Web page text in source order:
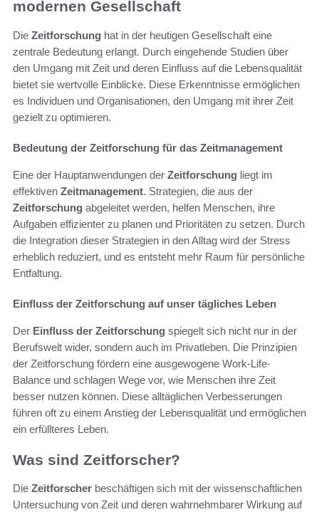
modernen Gesellschaft
Die Zeitforschung hat in der heutigen Gesellschaft eine
zentrale Bedeutung erlangt. Durch eingehende Studien über
den Umgang mit Zeit und deren Einfluss auf die Lebensqualität
bietet sie wertvolle Einblicke. Diese Erkenntnisse ermöglichen
es Individuen und Organisationen, den Umgang mit ihrer Zeit
gezielt zu optimieren.
Bedeutung der Zeitforschung für das Zeitmanagement
Eine der Hauptanwendungen der Zeitforschung liegt im
effektiven Zeitmanagement. Strategien, die aus der
Zeitforschung abgeleitet werden, helfen Menschen, ihre
Aufgaben effizienter zu planen und Prioritäten zu setzen. Durch
die Integration dieser Strategien in den Alltag wird der Stress
erheblich reduziert, und es entsteht mehr Raum für persönliche
Entfaltung.
Einfluss der Zeitforschung auf unser tägliches Leben
Der Einfluss der Zeitforschung spiegelt sich nicht nur in der
Berufswelt wider, sondern auch im Privatleben. Die Prinzipien
der Zeitforschung fördern eine ausgewogene Work-Life-
Balance und schlagen Wege vor, wie Menschen ihre Zeit
besser nutzen können. Diese alltäglichen Verbesserungen
führen oft zu einem Anstieg der Lebensqualität und ermöglichen
ein erfüllteres Leben.
Was sind Zeitforscher?
Die Zeitforscher beschäftigen sich mit der wissenschaftlichen
Untersuchung von Zeit und deren wahrnehmbarer Wirkung auf